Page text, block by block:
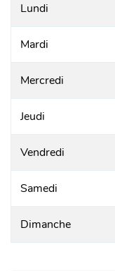
Lundi
Mardi
Mercredi
Jeudi
Vendredi
Samedi
Dimanche